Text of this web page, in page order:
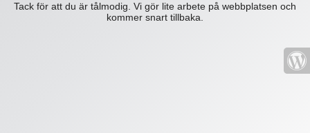
Tack för att du är tålmodig. Vi gör lite arbete på webbplatsen och
kommer snart tillbaka.